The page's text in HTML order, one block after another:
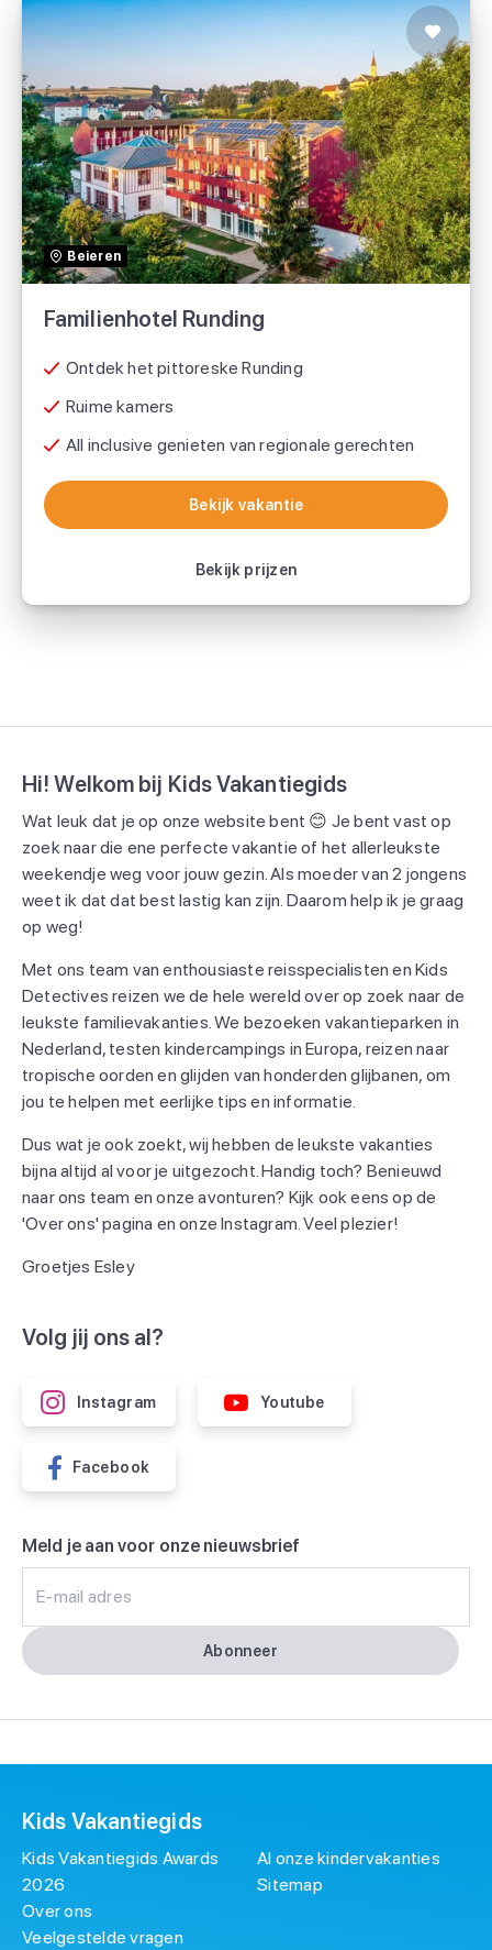
Beieren
Familienhotel Runding
Ontdek het pittoreske Runding
Ruime kamers
All inclusive genieten van regionale gerechten
Bekijk vakantie
Bekijk prijzen
Familienhotel Runding
TUI
Bekijk vakantie
Hi! Welkom bij Kids Vakantiegids
Wat leuk dat je op onze website bent 😊 Je bent vast op
zoek naar die ene perfecte vakantie of het allerleukste
weekendje weg voor jouw gezin. Als moeder van 2 jongens
weet ik dat dat best lastig kan zijn. Daarom help ik je graag
op weg!
Met ons team van enthousiaste reisspecialisten en Kids
Detectives reizen we de hele wereld over op zoek naar de
leukste familievakanties. We bezoeken vakantieparken in
Nederland, testen kindercampings in Europa, reizen naar
tropische oorden en glijden van honderden glijbanen, om
jou te helpen met eerlijke tips en informatie.
Dus wat je ook zoekt, wij hebben de leukste vakanties
bijna altijd al voor je uitgezocht. Handig toch? Benieuwd
naar ons team en onze avonturen? Kijk ook eens op de
'Over ons' pagina en onze Instagram. Veel plezier!
Groetjes Esley
Volg jij ons al?
Instagram Youtube
Facebook
Meld je aan voor onze nieuwsbrief
E-mail adres
Abonneer
Kids Vakantiegids
Kids Vakantiegids Awards
2026
Over ons
Veelgestelde vragen
Al onze kindervakanties
Sitemap